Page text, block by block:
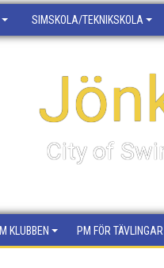
SIMSKOLA/TEKNIKSKOLA
City of
KLUBBEN PM FÖR